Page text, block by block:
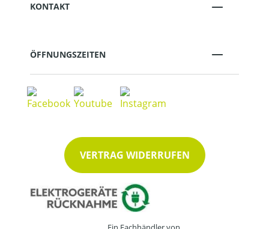
KONTAKT
ÖFFNUNGSZEITEN
VERTRAG WIDERRUFEN